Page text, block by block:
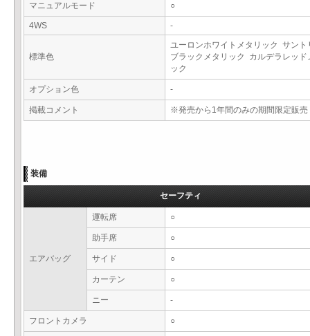
マニュアルモード
○
4WS -
標準色
ユーロンホワイトメタリック サント
ブラックメタリック カルデラレッド
ック
オプション色 -
掲載コメント ※発売から1年間のみの期間限定販売
装備
セーフティ
エアバッグ
運転席 ○
助手席 ○
サイド ○
カーテン ○
ニー -
フロントカメラ ○